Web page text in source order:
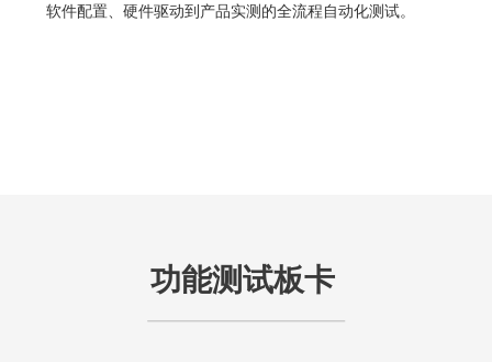
软件配置、硬件驱动到产品实测的全流程自动化测试。
功能测试板卡